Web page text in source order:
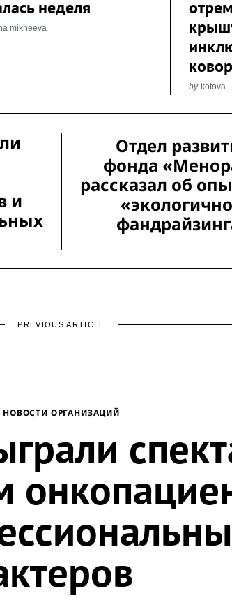
неделя
mikheeva
by kotova
и
Отдел
фонда
рассказал об
PREVIOUS ARTICLE
НОВОСТИ ОРГАНИЗАЦИЙ